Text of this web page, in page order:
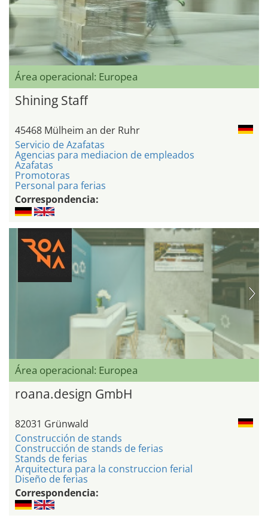
Área operacional: Europea
Shining Staff
45468 Mülheim an der Ruhr
Servicio de Azafatas
Agencias para mediacion de empleados
Azafatas
Promotoras
Personal para ferias
Correspondencia:
Área operacional: Europea
roana.design GmbH
82031 Grünwald
Construcción de stands
Construcción de stands de ferias
Stands de ferias
Arquitectura para la construccion ferial
Diseño de ferias
Correspondencia: